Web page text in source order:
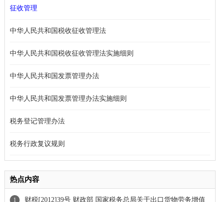
征收管理
中华人民共和国税收征收管理法
中华人民共和国税收征收管理法实施细则
中华人民共和国发票管理办法
中华人民共和国发票管理办法实施细则
税务登记管理办法
税务行政复议规则
热点内容
1 财税[2012]39号 财政部 国家税务总局关于出口货物劳务增值